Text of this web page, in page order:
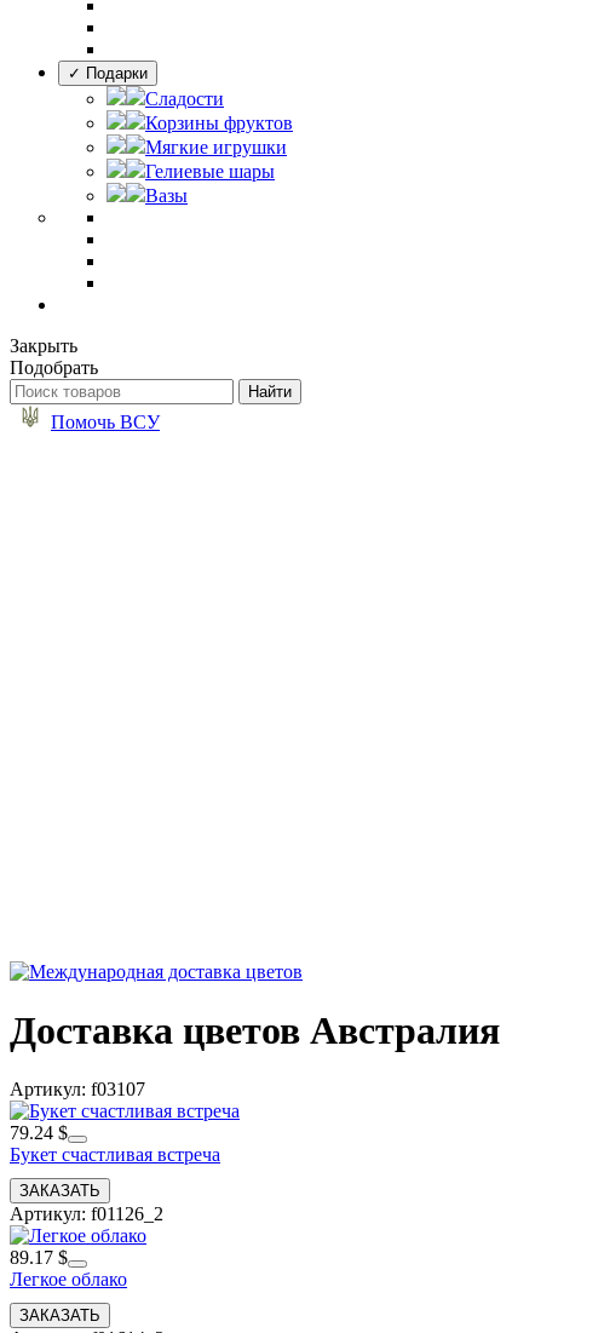
✓ Подарки
Сладости
Корзины фруктов
Мягкие игрушки
Гелиевые шары
Вазы
Закрыть
Подобрать
Помочь ВСУ
Доставка цветов Австралия
Артикул: f03107
79.24 $
Букет счастливая встреча
Артикул: f01126_2
89.17 $
Легкое облако